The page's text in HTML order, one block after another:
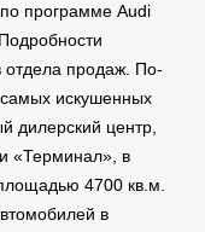
программе Audi
отдела продаж. По-
искушенных
дилерский центр,
«Терминал», в
4700 кв.м.
в